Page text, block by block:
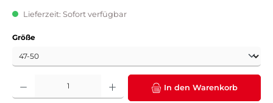
Lieferzeit: Sofort verfügbar
Größeauswählen
Produkt Anzahl: Gib den gewünschten Wert ein oder benutze die Schaltflächen um
In den Warenkorb